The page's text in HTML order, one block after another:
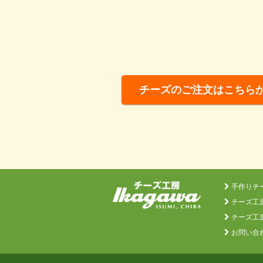
チーズのご注文はこちら
手作りチ
チーズ工
チーズ工
お問い合